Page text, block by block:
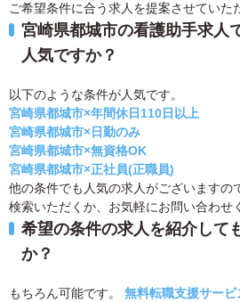
ご希望条件に合う求人を提案させていた
宮崎県都城市の看護助手求人
人気ですか？
以下のような条件が人気です。
宮崎県都城市×年間休日110日以上
宮崎県都城市×日勤のみ
宮崎県都城市×無資格OK
宮崎県都城市×正社員(正職員)
他の条件でも人気の求人がございますの
検索いただくか、お気軽にお問い合わせ
希望の条件の求人を紹介して
か？
もちろん可能です。 無料転職支援サービ